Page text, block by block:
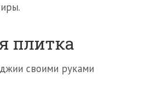
плитка
своими руками